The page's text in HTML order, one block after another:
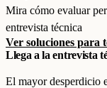
Mira cómo evaluar
entrevista técnica
Ver soluciones para
Llega a la entrevista
El mayor desperdicio